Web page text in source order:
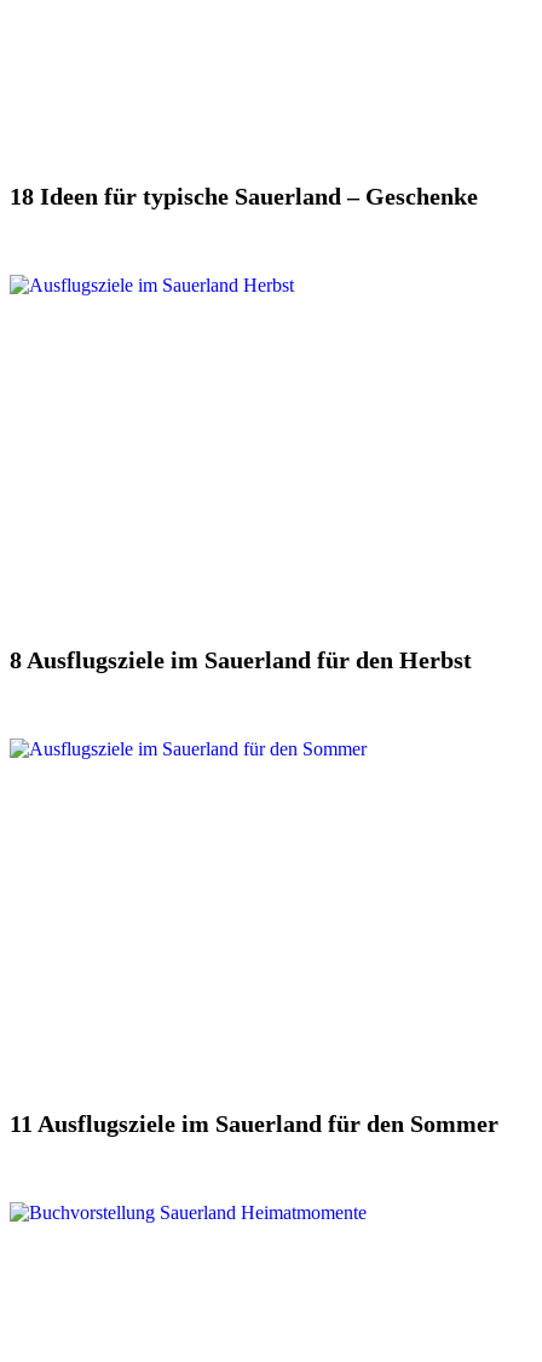
18 Ideen für typische Sauerland – Geschenke
8 Ausflugsziele im Sauerland für den Herbst
11 Ausflugsziele im Sauerland für den Sommer